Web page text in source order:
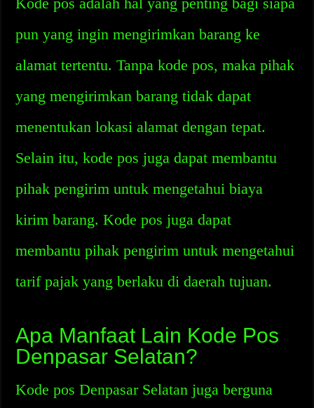
pun yang ingin mengirimkan barang ke
alamat tertentu. Tanpa kode pos, maka pihak
yang mengirimkan barang tidak dapat
menentukan lokasi alamat dengan tepat.
Selain itu, kode pos juga dapat membantu
pihak pengirim untuk mengetahui biaya
kirim barang. Kode pos juga dapat
membantu pihak pengirim untuk mengetahui
tarif pajak yang berlaku di daerah tujuan.
Apa Manfaat Lain Kode Pos
Denpasar Selatan?
Kode pos Denpasar Selatan juga berguna